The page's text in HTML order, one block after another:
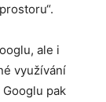
ale i
využívání
pak